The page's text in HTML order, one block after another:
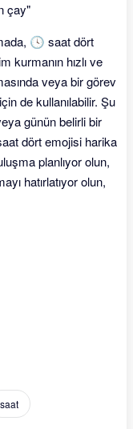
çay"
🕓 saat dört
kurmanın hızlı ve
veya bir görev
de kullanılabilir. Şu
günün belirli bir
dört emojisi harika
planlıyor olun,
hatırlatıyor olun,
saat